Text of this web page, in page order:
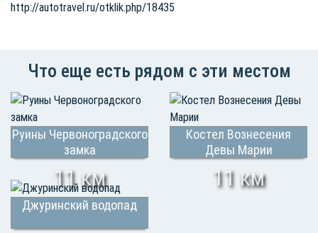
http://autotravel.ru/otklik.php/18435
Что еще есть рядом с эти местом
Руины Червоноградского
замка
11 км
Костел Вознесения
Девы Марии
11 км
Джуринский водопад